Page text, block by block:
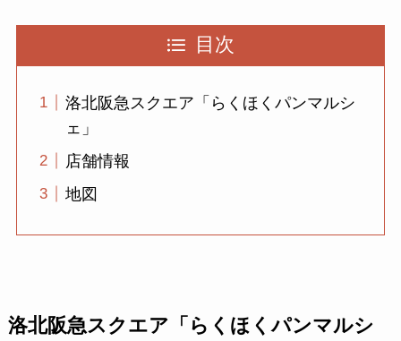
目次
洛北阪急スクエア「らくほくパンマルシ
ェ」
店舗情報
地図
洛北阪急スクエア「らくほくパンマルシ